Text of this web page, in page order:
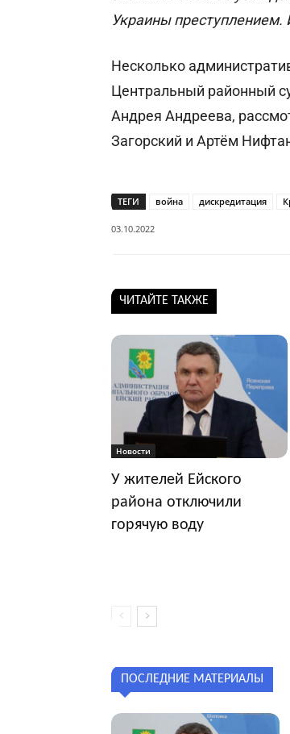
Украины
Несколько
Центральный районный
Андрея Андреева,
Загорский и Артём
ТЕГИ война дискредитация
03.10.2022
ЧИТАЙТЕ ТАКЖЕ
Новости
У жителей Ейского
района отключили
горячую воду
ПОСЛЕДНИЕ МАТЕРИАЛЫ